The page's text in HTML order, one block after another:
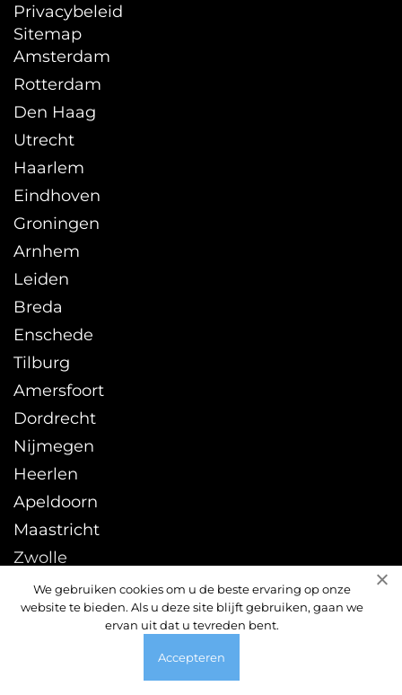
We gebruiken cookies om u de beste ervaring op onze
website te bieden. Als u deze site blijft gebruiken, gaan we
ervan uit dat u tevreden bent.
Accepteren
Privacybeleid
Sitemap
Amsterdam
Rotterdam
Den Haag
Utrecht
Haarlem
Eindhoven
Groningen
Arnhem
Leiden
Breda
Enschede
Tilburg
Amersfoort
Dordrecht
Nijmegen
Heerlen
Apeldoorn
Maastricht
Zwolle
Leeuwarden
Sittard
© 2026 ontstoppingsdienst24uur.nl